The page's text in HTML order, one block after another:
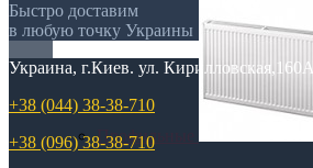
Профильные
Быстро доставим
в любую точку Украины
Украина, г.Киев. ул. Кирилловская,160А
+38 (044) 38-38-710
+38 (096) 38-38-710